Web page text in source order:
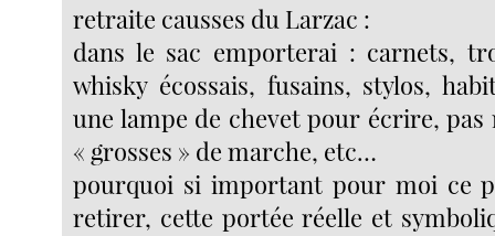
retraite causses du Larzac :
dans le sac emporterai : carnets,
whisky écossais, fusains, stylos,
une lampe de chevet pour écrire, pas
« grosses » de marche, etc…
pourquoi si important pour moi ce
retirer, cette portée réelle et